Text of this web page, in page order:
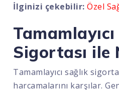
İlginizi çekebilir:Özel
Sigortası ile
Tamamlayıcı sağlık
harcamalarını karşılar.